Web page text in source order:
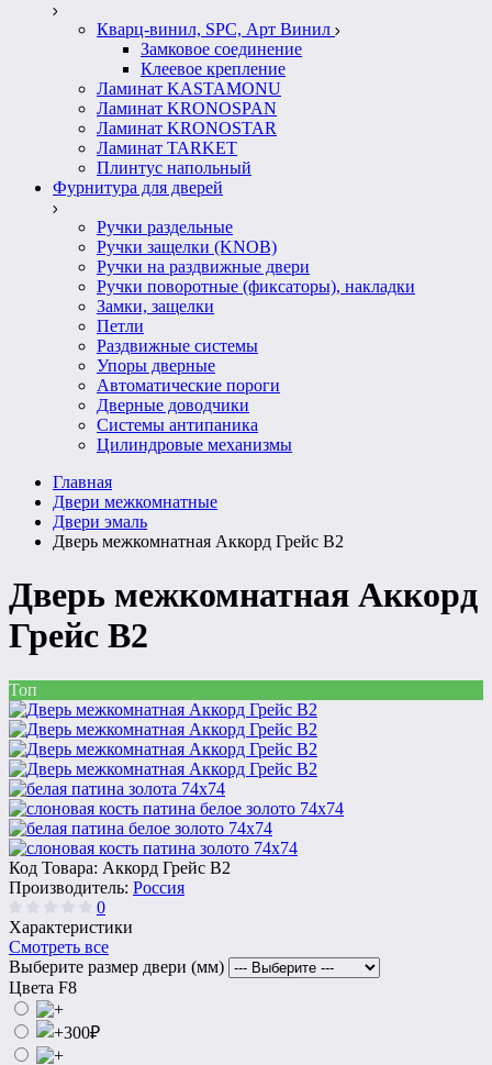
Кварц-винил, SPC, Арт Винил
Замковое соединение
Клеевое крепление
Ламинат KASTAMONU
Ламинат KRONOSPAN
Ламинат KRONOSTAR
Ламинат TARKET
Плинтус напольный
Фурнитура для дверей
Ручки раздельные
Ручки защелки (KNOB)
Ручки на раздвижные двери
Ручки поворотные (фиксаторы), накладки
Замки, защелки
Петли
Раздвижные системы
Упоры дверные
Автоматические пороги
Дверные доводчики
Системы антипаника
Цилиндровые механизмы
Главная
Двери межкомнатные
Двери эмаль
Дверь межкомнатная Аккорд Грейс В2
Дверь межкомнатная Аккорд
Грейс В2
Топ
Код Товара: Аккорд Грейс В2
Производитель: Россия
0
Характеристики
Смотреть все
Выберите размер двери (мм)
Цвета F8